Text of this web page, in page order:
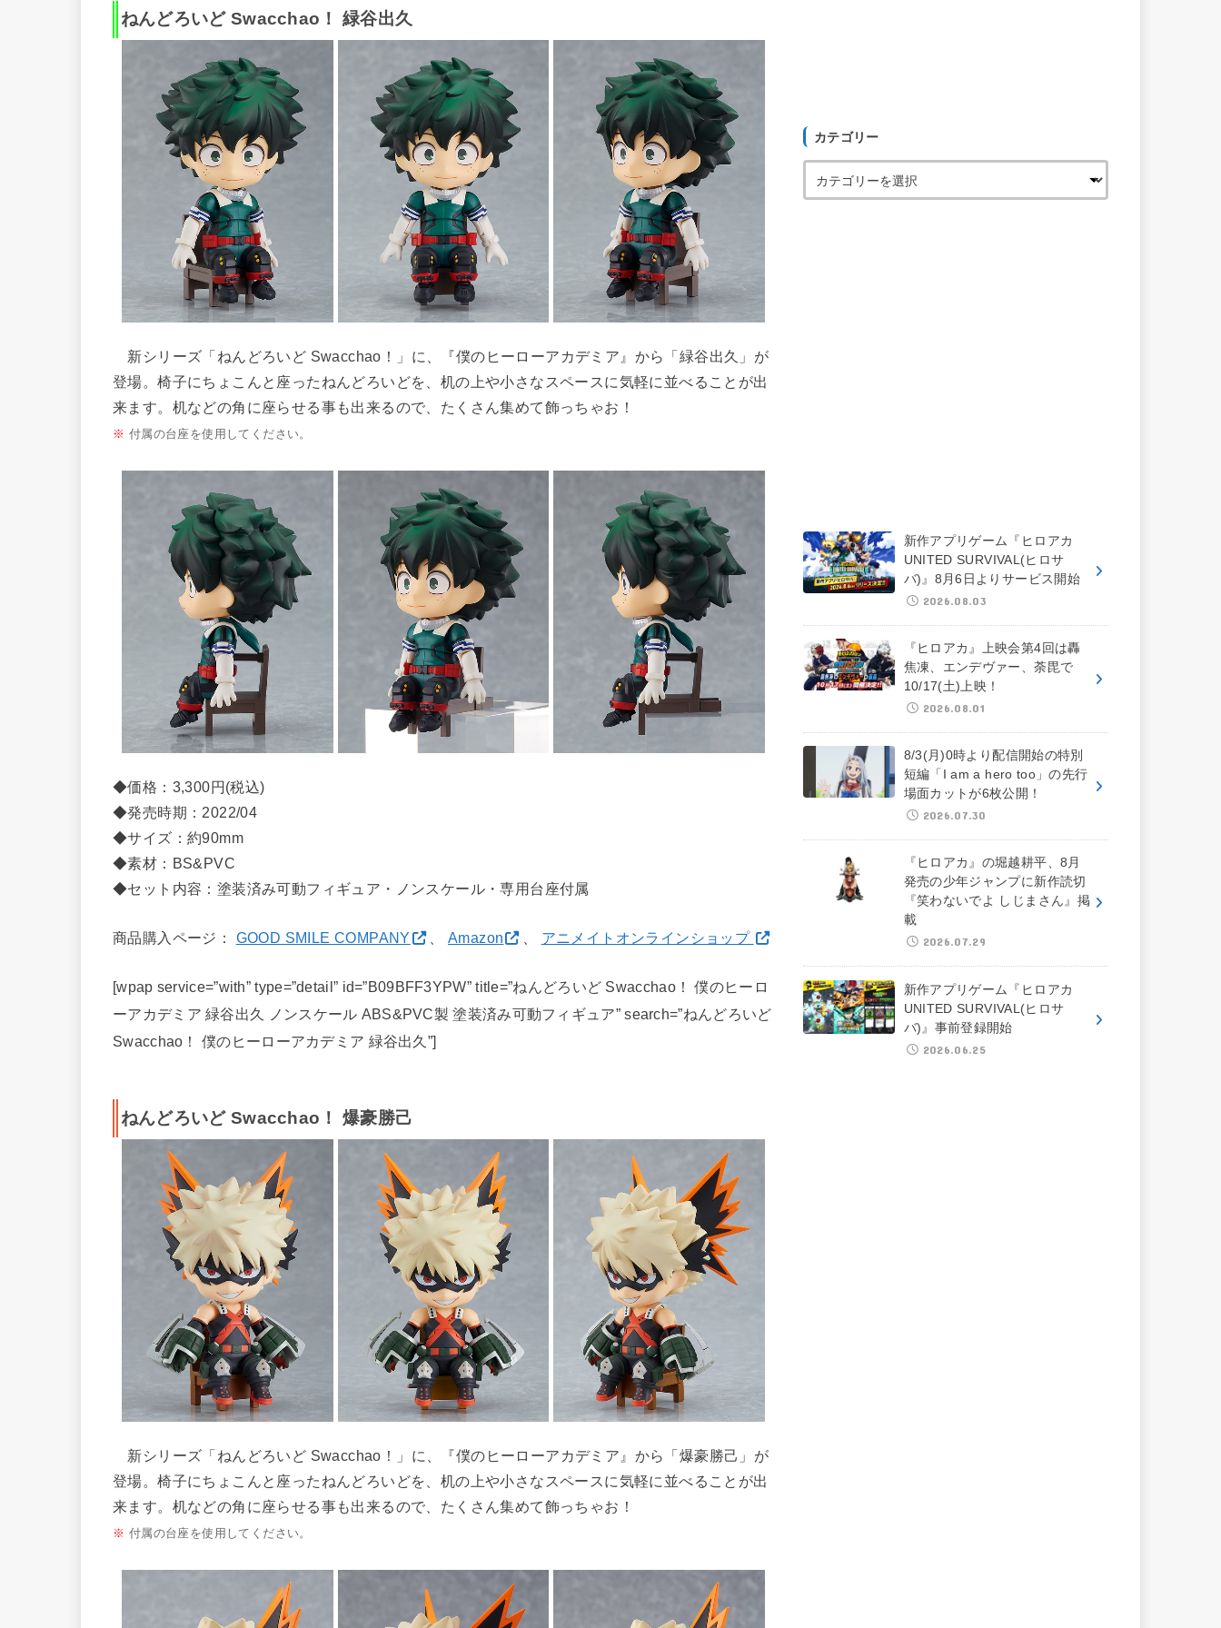
ねんどろいど Swacchao！ 緑谷出久
新シリーズ「ねんどろいど Swacchao！」に、『僕のヒーローアカデミア』から「緑谷出久」が
登場。椅子にちょこんと座ったねんどろいどを、机の上や小さなスペースに気軽に並べることが出
来ます。机などの角に座らせる事も出来るので、たくさん集めて飾っちゃお！
※ 付属の台座を使用してください。
◆価格：3,300円(税込)
◆発売時期：2022/04
◆サイズ：約90mm
◆素材：BS&PVC
◆セット内容：塗装済み可動フィギュア・ノンスケール・専用台座付属
商品購入ページ： GOOD SMILE COMPANY 、Amazon アニメイトオンラインショップ
[wpap service=”with” type=”detail” id=”B09BFF3YPW” title=”ねんどろいど Swacchao！ 僕のヒーロ
ーアカデミア 緑谷出久 ノンスケール ABS&PVC製 塗装済み可動フィギュア” search=”ねんどろいど
Swacchao！ 僕のヒーローアカデミア 緑谷出久”]
ねんどろいど Swacchao！ 爆豪勝己
新シリーズ「ねんどろいど Swacchao！」に、『僕のヒーローアカデミア』から「爆豪勝己」が
登場。椅子にちょこんと座ったねんどろいどを、机の上や小さなスペースに気軽に並べることが出
来ます。机などの角に座らせる事も出来るので、たくさん集めて飾っちゃお！
※ 付属の台座を使用してください。
カテゴリー
新作アプリゲーム『ヒロアカ
UNITED SURVIVAL(ヒロサ
バ)』8月6日よりサービス開始
2026.08.03
『ヒロアカ』上映会第4回は轟
焦凍、エンデヴァー、荼毘で
10/17(土)上映！
2026.08.01
8/3(月)0時より配信開始の特別
短編「I am a hero too」の先行
場面カットが6枚公開！
2026.07.30
『ヒロアカ』の堀越耕平、8月
発売の少年ジャンプに新作読切
『笑わないでよ しじまさん』掲
載
2026.07.29
新作アプリゲーム『ヒロアカ
UNITED SURVIVAL(ヒロサ
バ)』事前登録開始
2026.06.25